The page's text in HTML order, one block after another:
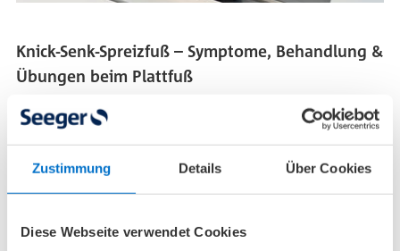
Zustimmung Details Über Cookies
Diese Webseite verwendet Cookies
Knick-Senk-Spreizfuß – Symptome, Behandlung &
Übungen beim Plattfuß
Der Name deutet es schon an: Beim Knick-Senk-
Spreizfuß (umgangssprachlich Plattfuß) kommen
mehrere Fehlstellungen der Fußknochen zusammen:
Bei einer zu schwachen Fußmuskulatur wird das
Fußgewölbe flacher.
Mehr lesen